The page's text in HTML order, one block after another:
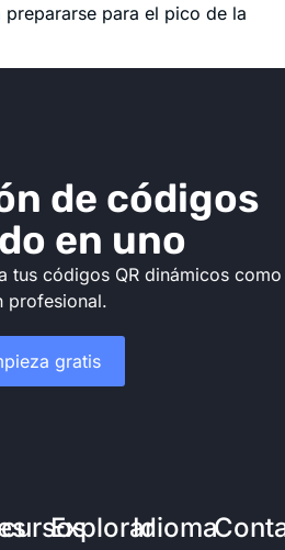
prepararse para el pico de la
de códigos
en uno
tus códigos QR dinámicos como
profesional.
gratis
ExplorarIdioma